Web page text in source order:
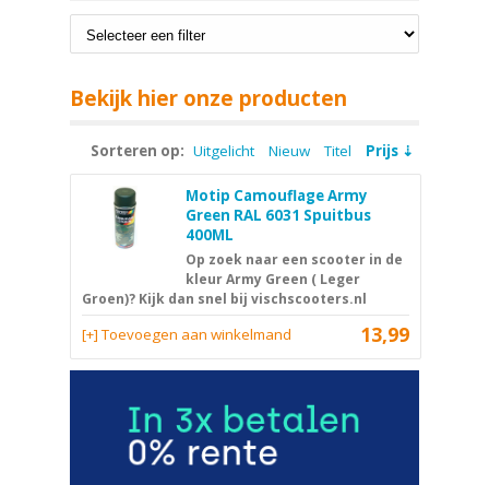
Bekijk hier onze producten
Sorteren op: Uitgelicht Nieuw Titel Prijs
Motip Camouflage Army
Green RAL 6031 Spuitbus
400ML
Op zoek naar een scooter in de
kleur Army Green ( Leger
Groen)? Kijk dan snel bij vischscooters.nl
13,99
[+] Toevoegen aan winkelmand